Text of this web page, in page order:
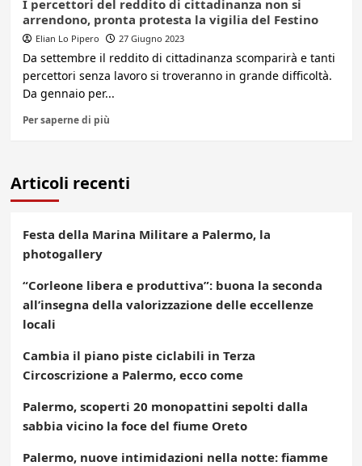
I percettori del reddito di cittadinanza non si
arrendono, pronta protesta la vigilia del Festino
Elian Lo Pipero 27 Giugno 2023
Da settembre il reddito di cittadinanza scomparirà e tanti
percettori senza lavoro si troveranno in grande difficoltà.
Da gennaio per...
Per saperne di più
Articoli recenti
Festa della Marina Militare a Palermo, la
photogallery
“Corleone libera e produttiva”: buona la seconda
all’insegna della valorizzazione delle eccellenze
locali
Cambia il piano piste ciclabili in Terza
Circoscrizione a Palermo, ecco come
Palermo, scoperti 20 monopattini sepolti dalla
sabbia vicino la foce del fiume Oreto
Palermo, nuove intimidazioni nella notte: fiamme